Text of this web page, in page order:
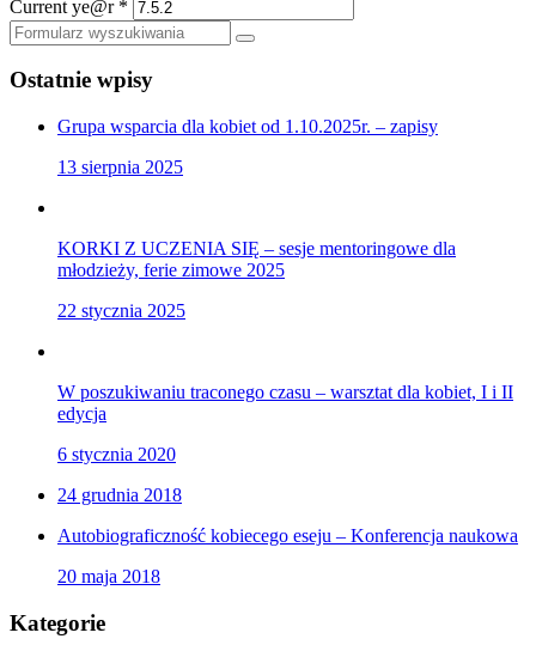
Current ye@r *
Szukaj
Ostatnie wpisy
Grupa wsparcia dla kobiet od 1.10.2025r. – zapisy
13 sierpnia 2025
KORKI Z UCZENIA SIĘ – sesje mentoringowe dla
młodzieży, ferie zimowe 2025
22 stycznia 2025
W poszukiwaniu traconego czasu – warsztat dla kobiet, I i II
edycja
6 stycznia 2020
24 grudnia 2018
Autobiograficzność kobiecego eseju – Konferencja naukowa
20 maja 2018
Kategorie